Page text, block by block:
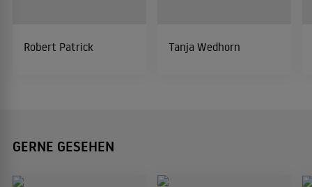
Robert Patrick Tanja Wedhorn
GERNE GESEHEN